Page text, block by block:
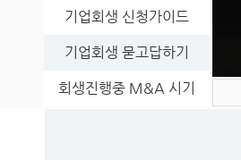
기업회생 신청가이드
기업회생 묻고답하기
회생진행중 M&A 시기